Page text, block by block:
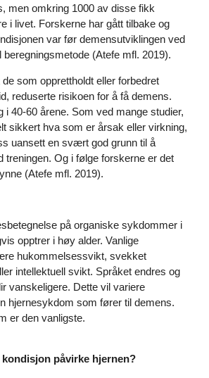
men omkring 1000 av disse fikk
i livet. Forskerne har gått tilbake og
var før demensutviklingen ved
beregningsmetode (Atefe mfl. 2019).
som opprettholdt eller forbedret
reduserte risikoen for å få demens.
i 40-60 årene. Som ved mange studier,
sikkert hva som er årsak eller virkning,
uansett en svært god grunn til å
treningen. Og i følge forskerne er det
(Atefe mfl. 2019).
på organiske sykdommer i
opptrer i høy alder. Vanlige
hukommelsessvikt, svekket
intellektuell svikt. Språket endres og
vanskeligere. Dette vil variere
hjernesykdom som fører til demens.
er den vanligste.
påvirke hjernen?